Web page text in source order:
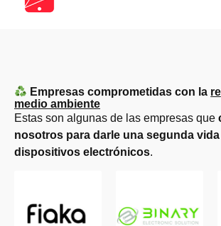
Empresas comprometidas con la
medio ambiente
Estas son algunas de las empresas que
nosotros para darle una segunda
dispositivos electrónicos.